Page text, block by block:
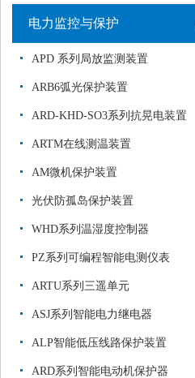
电力监控与保护
APD 系列局放监测装置
ARB6弧光保护装置
ARD-KHD-SO3系列抗晃电装置
ARTM在线测温装置
AM微机保护装置
光伏防孤岛保护装置
WHD系列温湿度控制器
PZ系列可编程智能电测仪表
ARTU系列三遥单元
ASJ系列智能电力继电器
ALP智能低压线路保护装置
ARD系列智能电动机保护器